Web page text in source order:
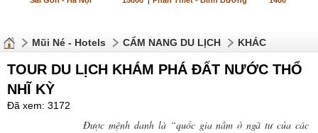
Mũi Né - Hotels CẨM NANG DU LỊCH KHÁC
TOUR DU LỊCH KHÁM PHÁ ĐẤT NƯỚC THỔ
NHĨ KỲ
Đã xem: 3172
Được mệnh danh là “quốc gia nằm ở ngã tư của các